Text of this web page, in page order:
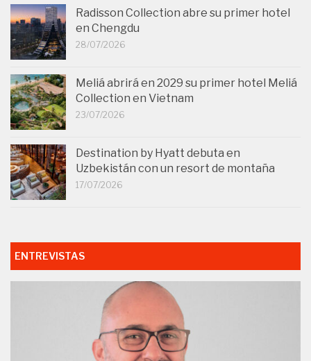
Radisson Collection abre su primer hotel
en Chengdu
28/07/2026
Meliá abrirá en 2029 su primer hotel Meliá
Collection en Vietnam
23/07/2026
Destination by Hyatt debuta en
Uzbekistán con un resort de montaña
17/07/2026
ENTREVISTAS